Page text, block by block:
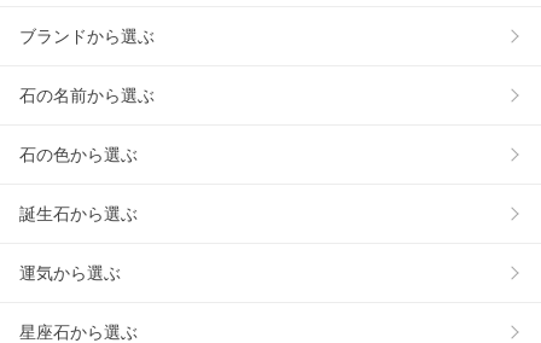
ブランドから選ぶ
石の名前から選ぶ
石の色から選ぶ
誕生石から選ぶ
運気から選ぶ
星座石から選ぶ